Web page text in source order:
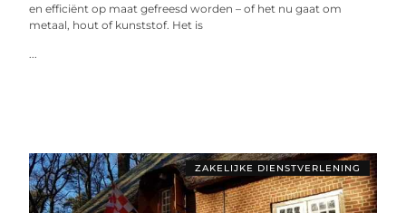
en efficiënt op maat gefreesd worden – of het nu gaat om
metaal, hout of kunststof. Het is
...
ZAKELIJKE DIENSTVERLENING